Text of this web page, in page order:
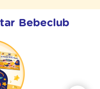
Bebeclub